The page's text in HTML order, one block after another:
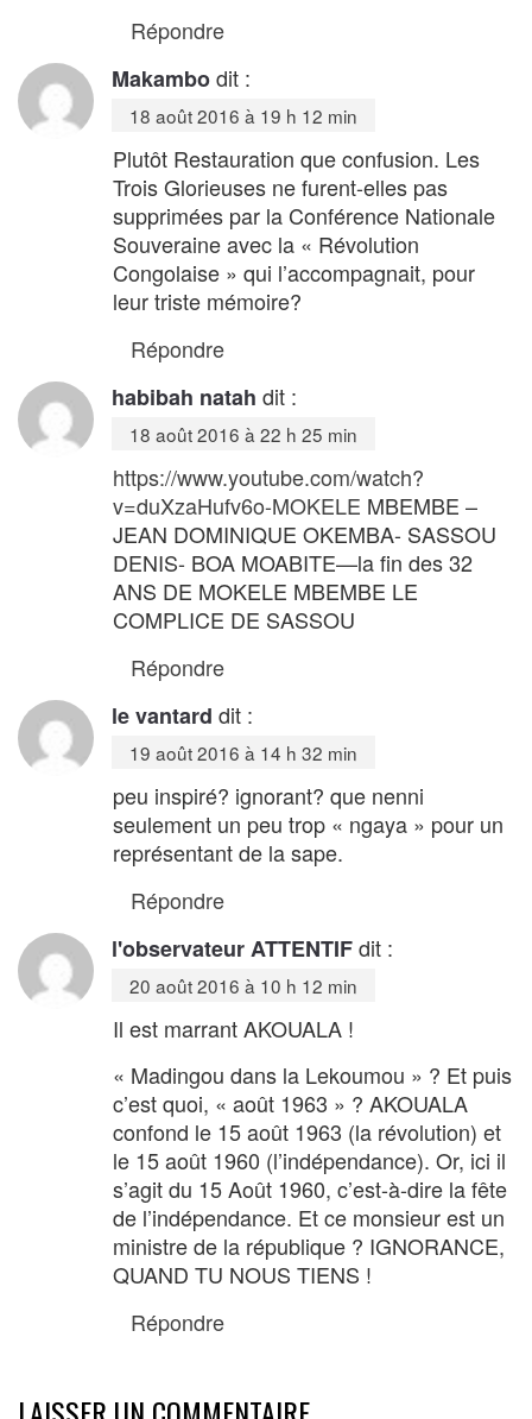
Répondre
Makambodit :
18 août 2016 à 19 h 12 min
Plutôt Restauration que confusion. Les
Trois Glorieuses ne furent-elles pas
supprimées par la Conférence Nationale
Souveraine avec la « Révolution
Congolaise » qui l’accompagnait, pour
leur triste mémoire?
Répondre
habibah natah dit :
18 août 2016 à 22 h 25 min
https://www.youtube.com/watch?
v=duXzaHufv6o-MOKELE MBEMBE –
JEAN DOMINIQUE OKEMBA- SASSOU
DENIS- BOA MOABITE—la fin des 32
ANS DE MOKELE MBEMBE LE
COMPLICE DE SASSOU
Répondre
le vantard dit :
19 août 2016 à 14 h 32 min
peu inspiré? ignorant? que nenni
seulement un peu trop « ngaya » pour un
représentant de la sape.
Répondre
l'observateur ATTENTIFdit :
20 août 2016 à 10 h 12 min
Il est marrant AKOUALA !
« Madingou dans la Lekoumou » ? Et puis
c’est quoi, « août 1963 » ? AKOUALA
confond le 15 août 1963 (la révolution) et
le 15 août 1960 (l’indépendance). Or, ici il
s’agit du 15 Août 1960, c’est-à-dire la fête
de l’indépendance. Et ce monsieur est un
ministre de la république ? IGNORANCE,
QUAND TU NOUS TIENS !
Répondre